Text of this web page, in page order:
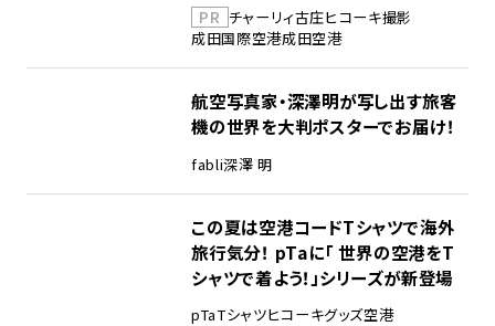
PR チャーリィ古庄ヒコーキ撮影
成田国際空港成田空港
航空写真家・深澤明が写し出す旅客
機の世界を大判ポスターでお届け！
fabli深澤 明
この夏は空港コードTシャツで海外
旅行気分！ pTaに「 世界の空港をT
シャツで着よう！」シリーズが新登場
pTaTシャツヒコーキグッズ空港